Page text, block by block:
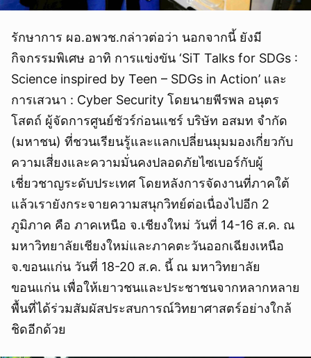
รักษาการ ผอ.อพวช.กล่าวต่อว่า นอกจากนี้ ยังมี
กิจกรรมพิเศษ อาทิ การแข่งขัน ‘SiT Talks for SDGs :
Science inspired by Teen – SDGs in Action’ และ
การเสวนา : Cyber Security โดยนายพีรพล อนุตร
โสตถ์ ผู้จัดการศูนย์ชัวร์ก่อนแชร์ บริษัท อสมท จำกัด
(มหาชน) ที่ชวนเรียนรู้และแลกเปลี่ยนมุมมองเกี่ยวกับ
ความเสี่ยงและความมั่นคงปลอดภัยไซเบอร์กับผู้
เชี่ยวชาญระดับประเทศ โดยหลังการจัดงานที่ภาคใต้
แล้วเรายังกระจายความสนุกวิทย์ต่อเนื่องไปอีก 2
ภูมิภาค คือ ภาคเหนือ จ.เชียงใหม่ วันที่ 14-16 ส.ค. ณ
มหาวิทยาลัยเชียงใหม่และภาคตะวันออกเฉียงเหนือ
จ.ขอนแก่น วันที่ 18-20 ส.ค. นี้ ณ มหาวิทยาลัย
ขอนแก่น เพื่อให้เยาวชนและประชาชนจากหลากหลาย
พื้นที่ได้ร่วมสัมผัสประสบการณ์วิทยาศาสตร์อย่างใกล้
ชิดอีกด้วย